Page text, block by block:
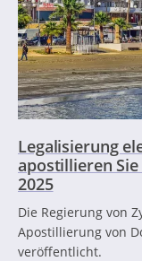
Legalisierung
apostillieren
2025
Die Regierung von
Apostillierung von
veröffentlicht.